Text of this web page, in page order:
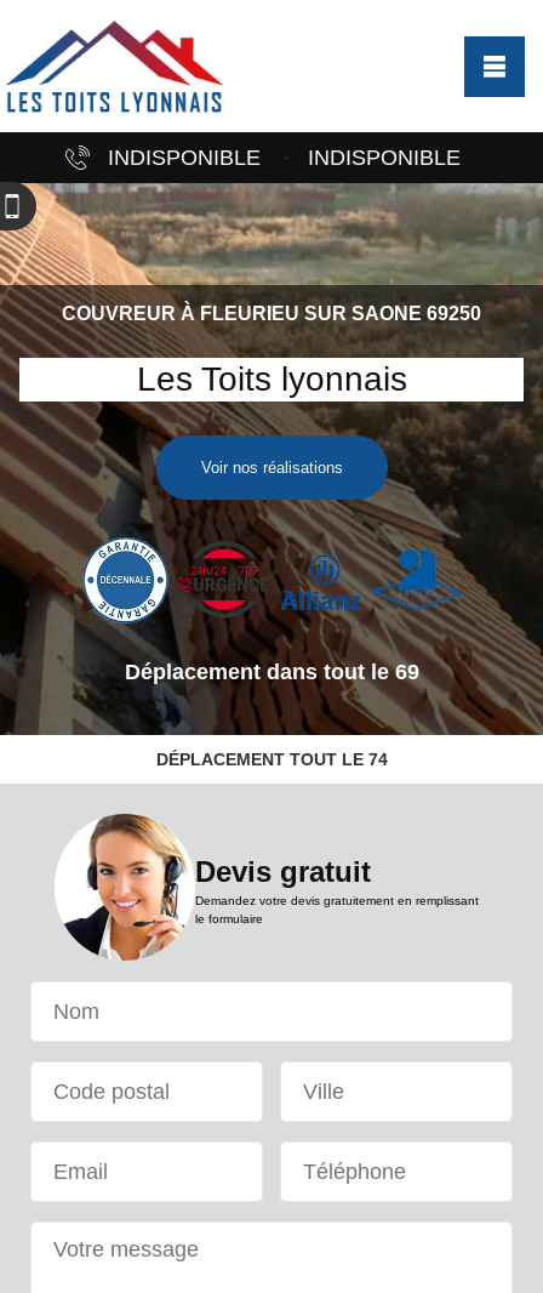
INDISPONIBLE - INDISPONIBLE
COUVREUR À FLEURIEU SUR SAONE 69250
Les Toits lyonnais
Voir nos réalisations
Déplacement dans tout le 69
DÉPLACEMENT TOUT LE 74
Devis gratuit
Demandez votre devis gratuitement en remplissant
le formulaire